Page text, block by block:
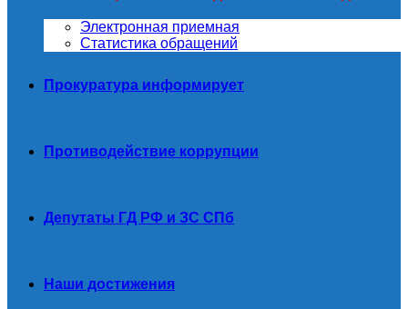
Электронная приемная
Статистика обращений
Прокуратура информирует
Противодействие коррупции
Депутаты ГД РФ и ЗС СПб
Наши достижения